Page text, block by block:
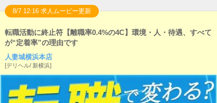
8/7 12:16 求人ムービー更新
転職活動に終止符【離職率0.4%の4C】環境・人・待遇、すべて
が“定着率”の理由です
人妻城横浜本店
[デリヘル/ 新横浜]